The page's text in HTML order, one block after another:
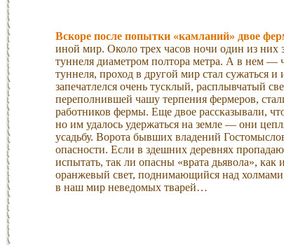
Вскоре после попытки «камланий» двое
иной мир. Около трех часов ночи один из них
туннеля диаметром полтора метра. А в нем —
туннеля, проход в другой мир стал сужаться
запечатлелся очень тусклый, расплывчатый
переполнившей чашу терпения фермеров,
работников фермы. Еще двое рассказывали,
но им удалось удержаться на земле — они
усадьбу. Ворота бывших владений
опасности. Если в здешних деревнях
испытать, так ли опасны «врата дьявола», как
оранжевый свет, поднимающийся над
в наш мир неведомых тварей…